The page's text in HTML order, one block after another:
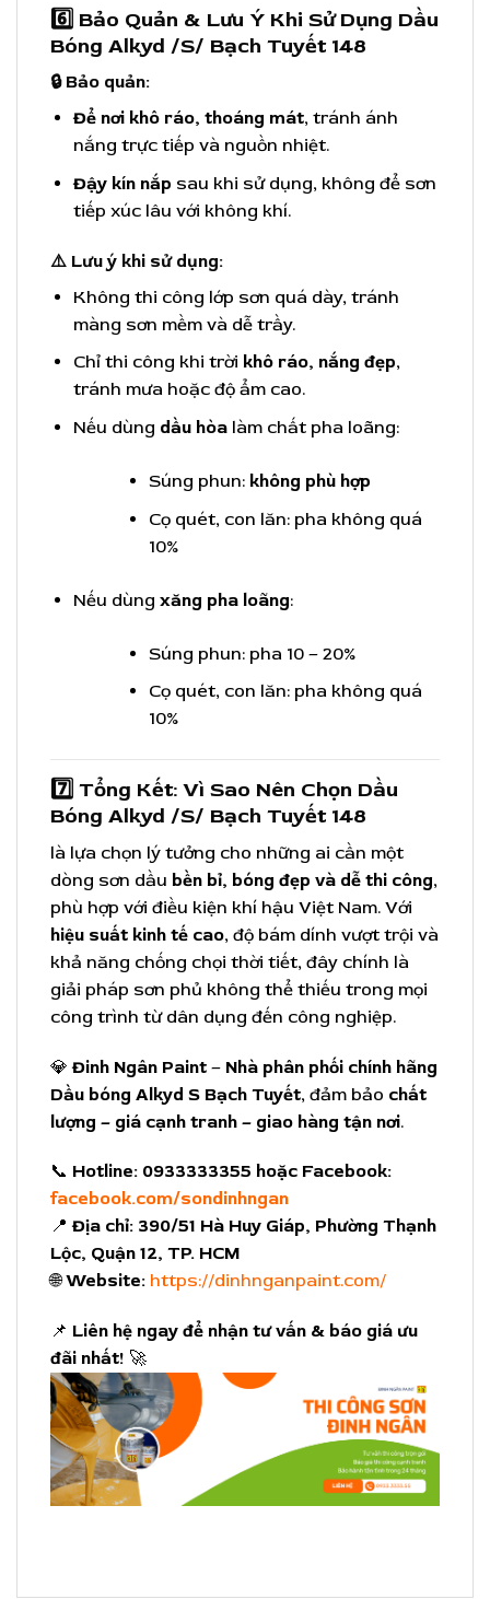
6️⃣ Bảo Quản & Lưu Ý Khi Sử Dụng Dầu
Bóng Alkyd /S/ Bạch Tuyết 148
🔒 Bảo quản:
Để nơi khô ráo, thoáng mát, tránh ánh
nắng trực tiếp và nguồn nhiệt.
Đậy kín nắp sau khi sử dụng, không để sơn
tiếp xúc lâu với không khí.
⚠️ Lưu ý khi sử dụng:
Không thi công lớp sơn quá dày, tránh
màng sơn mềm và dễ trầy.
Chỉ thi công khi trời khô ráo, nắng đẹp,
tránh mưa hoặc độ ẩm cao.
Nếu dùng dầu hòalàm chất pha loãng:
Súng phun: không phù hợp
Cọ quét, con lăn: pha không quá
10%
Nếu dùng xăng pha loãng:
Súng phun: pha 10 – 20%
Cọ quét, con lăn: pha không quá
10%
7️⃣ Tổng Kết: Vì Sao Nên Chọn Dầu
Bóng Alkyd /S/ Bạch Tuyết 148
là lựa chọn lý tưởng cho những ai cần một
dòng sơn dầu bền bỉ, bóng đẹp và dễ thi công,
phù hợp với điều kiện khí hậu Việt Nam. Với
hiệu suất kinh tế cao, độ bám dính vượt trội và
khả năng chống chọi thời tiết, đây chính là
giải pháp sơn phủ không thể thiếu trong mọi
công trình từ dân dụng đến công nghiệp.
💎Đinh Ngân Paint – Nhà phân phối chính hãng
Dầu bóng Alkyd S Bạch Tuyết, đảm bảo chất
lượng – giá cạnh tranh – giao hàng tận nơi.
📞 Hotline: 0933333355 hoặc Facebook:
facebook.com/sondinhngan
📍Địa chỉ: 390/51 Hà Huy Giáp, Phường Thạnh
Lộc, Quận 12, TP. HCM
🌐Website: https://dinhnganpaint.com/
📌 Liên hệ ngay để nhận tư vấn & báo giá ưu
đãi nhất! 🚀